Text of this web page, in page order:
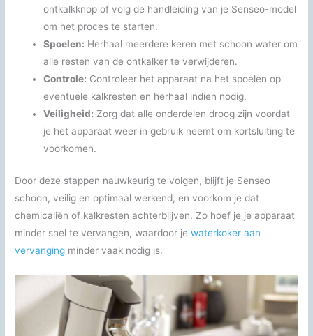
ontkalkknop of volg de handleiding van je Senseo-model
om het proces te starten.
Spoelen: Herhaal meerdere keren met schoon water om
alle resten van de ontkalker te verwijderen.
Controle: Controleer het apparaat na het spoelen op
eventuele kalkresten en herhaal indien nodig.
Veiligheid: Zorg dat alle onderdelen droog zijn voordat
je het apparaat weer in gebruik neemt om kortsluiting te
voorkomen.
Door deze stappen nauwkeurig te volgen, blijft je Senseo
schoon, veilig en optimaal werkend, en voorkom je dat
chemicaliën of kalkresten achterblijven. Zo hoef je je apparaat
minder snel te vervangen, waardoor jewaterkoker aan
vervanging minder vaak nodig is.